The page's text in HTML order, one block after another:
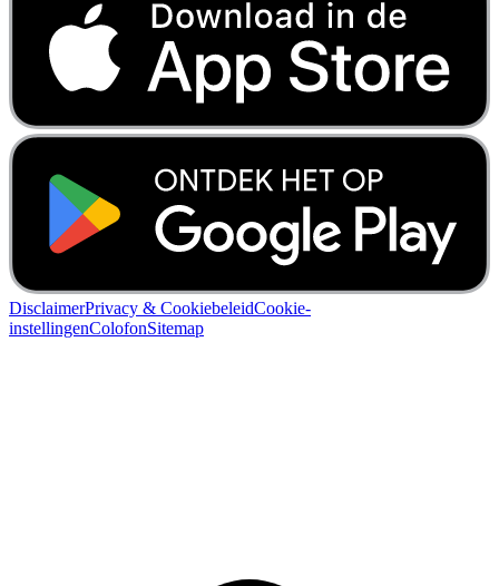
DisclaimerPrivacy & CookiebeleidCookie-
instellingenColofonSitemap